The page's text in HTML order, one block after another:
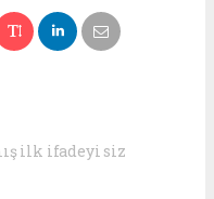
ilk ifadeyi siz